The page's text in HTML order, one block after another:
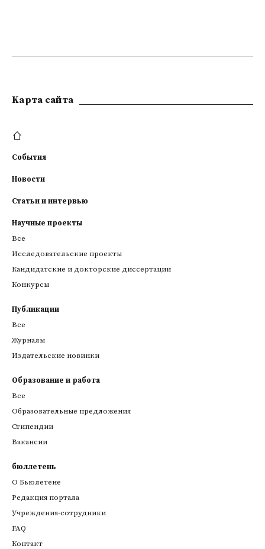
Kарта сайта
События
Новости
Статьи и интервью
Научные проекты
Все
Исследовательские проекты
Кандидатские и докторские диссертации
Конкурсы
Публикации
Все
Журналы
Издательские новинки
Образование и работа
Все
Образовательные предложения
Стипендии
Вакансии
бюллетень
О Бьюлетене
Редакция портала
Учреждения-сотрудники
FAQ
Контакт